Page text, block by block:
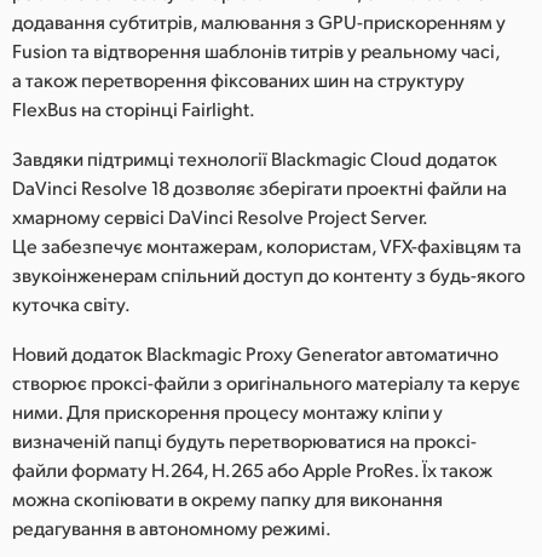
Chinese Taipei
UAE
Ukraine
United Kingdom
United States
додавання субтитрів, малювання з GPU-прискоренням у
Fusion та відтворення шаблонів титрів у реальному часі,
а також перетворення фіксованих шин на структуру
FlexBus на сторінці Fairlight.
Завдяки підтримці технології Blackmagic Cloud додаток
DaVinci Resolve 18 дозволяє зберігати проектні файли на
хмарному сервісі DaVinci Resolve Project Server.
Це забезпечує монтажерам, колористам, VFX-фахівцям та
звукоінженерам спільний доступ до контенту з будь-якого
куточка світу.
Новий додаток Blackmagic Proxy Generator автоматично
створює проксі-файли з оригінального матеріалу та керує
ними. Для прискорення процесу монтажу кліпи у
визначеній папці будуть перетворюватися на проксі-
файли формату H.264, H.265 або Apple ProRes. Їх також
можна скопіювати в окрему папку для виконання
редагування в автономному режимі.